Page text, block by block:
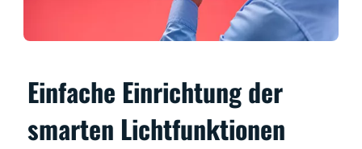
Einfache Einrichtung der
smarten Lichtfunktionen